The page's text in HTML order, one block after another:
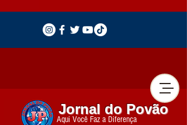
Jornal do Povão
Aqui Você Faz a Diferença